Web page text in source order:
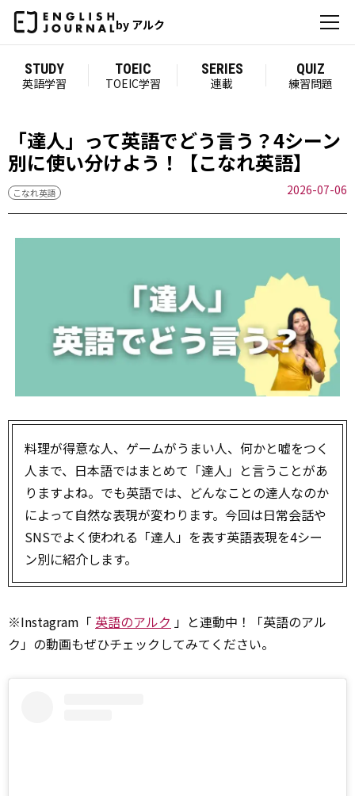
by アルク
STUDY
英語学習
TOEIC
TOEIC学習
SERIES
連載
QUIZ
練習問題
「達人」って英語でどう言う？4シーン
別に使い分けよう！【こなれ英語】
こなれ英語 2026-07-06
料理が得意な人、ゲームがうまい人、何かと嘘をつく
人まで、日本語ではまとめて「達人」と言うことがあ
りますよね。でも英語では、どんなことの達人なのか
によって自然な表現が変わります。今回は日常会話や
SNSでよく使われる「達人」を表す英語表現を4シー
ン別に紹介します。
※Instagram「 英語のアルク 」と連動中！「英語のアル
ク」の動画もぜひチェックしてみてください。